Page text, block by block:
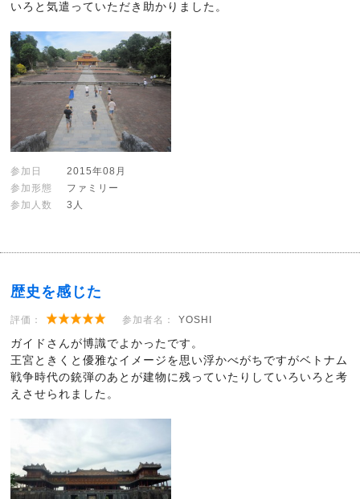
いろと気遣っていただき助かりました。
参加日
2015年08月
参加形態
ファミリー
参加人数
3人
歴史を感じた
評価： 参加者名： YOSHI
ガイドさんが博識でよかったです。
王宮ときくと優雅なイメージを思い浮かべがちですがベトナム
戦争時代の銃弾のあとが建物に残っていたりしていろいろと考
えさせられました。